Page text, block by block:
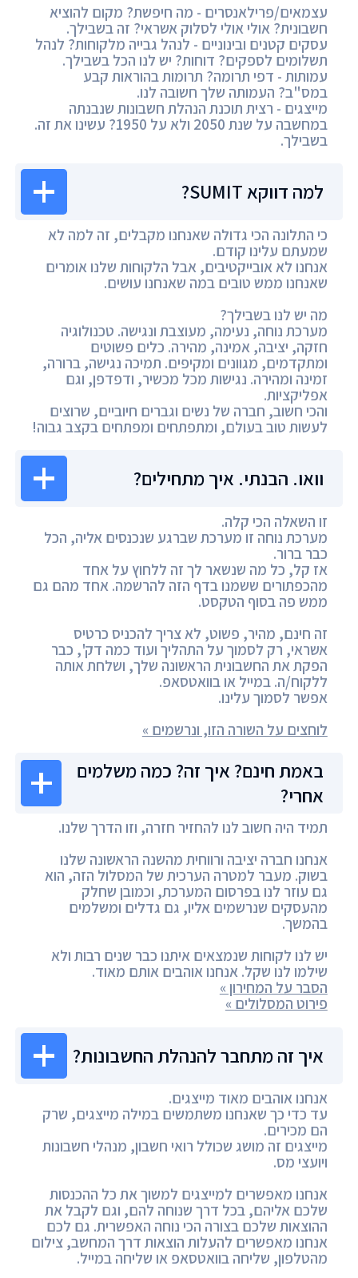
עצמאים/פרילאנסרים - מה חיפשת? מקום להוציא
חשבונית? אולי אולי לסלוק אשראי? זה בשבילך.
עסקים קטנים ובינוניים - לנהל גבייה מלקוחות? לנהל
תשלומים לספקים? דוחות? יש לנו הכל בשבילך.
עמותות - דפי תרומה? תרומות בהוראות קבע
במס"ב? העמותה שלך חשובה לנו.
מייצגים - רצית תוכנת הנהלת חשבונות שנבנתה
במחשבה על שנת 2050 ולא על 1950? עשינו את זה.
בשבילך.
למה דווקא SUMIT?
כי התלונה הכי גדולה שאנחנו מקבלים, זה למה לא
שמעתם עלינו קודם.
אנחנו לא אובייקטיבים, אבל הלקוחות שלנו אומרים
שאנחנו ממש טובים במה שאנחנו עושים.
מה יש לנו בשבילך?
מערכת נוחה, נעימה, מעוצבת ונגישה. טכנולוגיה
חזקה, יציבה, אמינה, מהירה. כלים פשוטים
ומתקדמים, מגוונים ומקיפים. תמיכה נגישה, ברורה,
זמינה ומהירה. נגישות מכל מכשיר, ודפדפן, וגם
אפליקציות.
והכי חשוב, חברה של נשים וגברים חיוביים, שרוצים
לעשות טוב בעולם, ומתפתחים ומפתחים בקצב גבוה!
וואו. הבנתי. איך מתחילים?
זו השאלה הכי קלה.
מערכת נוחה זו מערכת שברגע שנכנסים אליה, הכל
כבר ברור.
אז קל, כל מה שנשאר לך זה ללחוץ על אחד
מהכפתורים ששמנו בדף הזה להרשמה. אחד מהם גם
ממש פה בסוף הטקסט.
זה חינם, מהיר, פשוט, לא צריך להכניס כרטיס
אשראי, רק לסמוך על התהליך ועוד כמה דק', כבר
הפקת את החשבונית הראשונה שלך, ושלחת אותה
ללקוח/ה. במייל או בוואטסאפ.
אפשר לסמוך עלינו.
לוחצים על השורה הזו, ונרשמים »
באמת חינם? איך זה? כמה משלמים
אחרי?
תמיד היה חשוב לנו להחזיר חזרה, וזו הדרך שלנו.
אנחנו חברה יציבה ורווחית מהשנה הראשונה שלנו
בשוק. מעבר למטרה הערכית של המסלול הזה, הוא
גם עוזר לנו בפרסום המערכת, וכמובן שחלק
מהעסקים שנרשמים אליו, גם גדלים ומשלמים
בהמשך.
יש לנו לקוחות שנמצאים איתנו כבר שנים רבות ולא
שילמו לנו שקל. אנחנו אוהבים אותם מאוד.
הסבר על המחירון »
פירוט המסלולים »
איך זה מתחבר להנהלת החשבונות?
אנחנו אוהבים מאוד מייצגים.
עד כדי כך שאנחנו משתמשים במילה מייצגים, שרק
הם מכירים.
מייצגים זה מושג שכולל רואי חשבון, מנהלי חשבונות
ויועצי מס.
אנחנו מאפשרים למייצגים למשוך את כל ההכנסות
שלכם אליהם, בכל דרך שנוחה להם, וגם לקבל את
ההוצאות שלכם בצורה הכי נוחה האפשרית. גם לכם
אנחנו מאפשרים להעלות הוצאות דרך המחשב, צילום
מהטלפון, שליחה בוואטסאפ או שליחה במייל.